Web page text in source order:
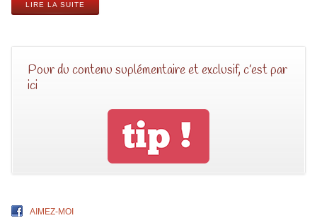
LIRE LA SUITE
Pour du contenu suplémentaire et exclusif, c’est par
ici
AIMEZ-MOI